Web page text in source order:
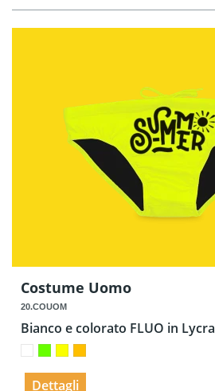
Costume Uomo
20.COUOM
Bianco e colorato FLUO in Lycra
Dettagli